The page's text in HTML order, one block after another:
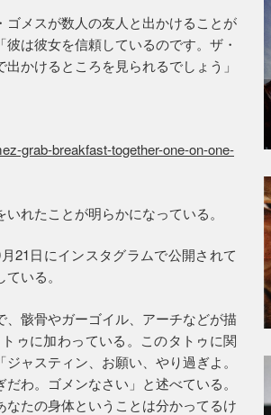
ゴメスが数人の友人と出かけることが
は彼女を信頼しているのです。ザ・
かけるところを見られるでしょう」
grab-breakfast-together-one-on-one-
れたことが明らかになっている。
21日にインスタグラムで公開されて
いる。
骸骨やガーゴイル、アーチなどが描
ゥに加わっている。このタトゥに関
ャスティン、お願い、やり過ぎよ。
わ。ゴメンなさい」と述べている。
たの身体ということは分かってるけ